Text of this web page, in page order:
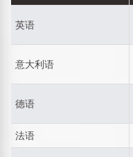
英语
意大利语
德语
法语